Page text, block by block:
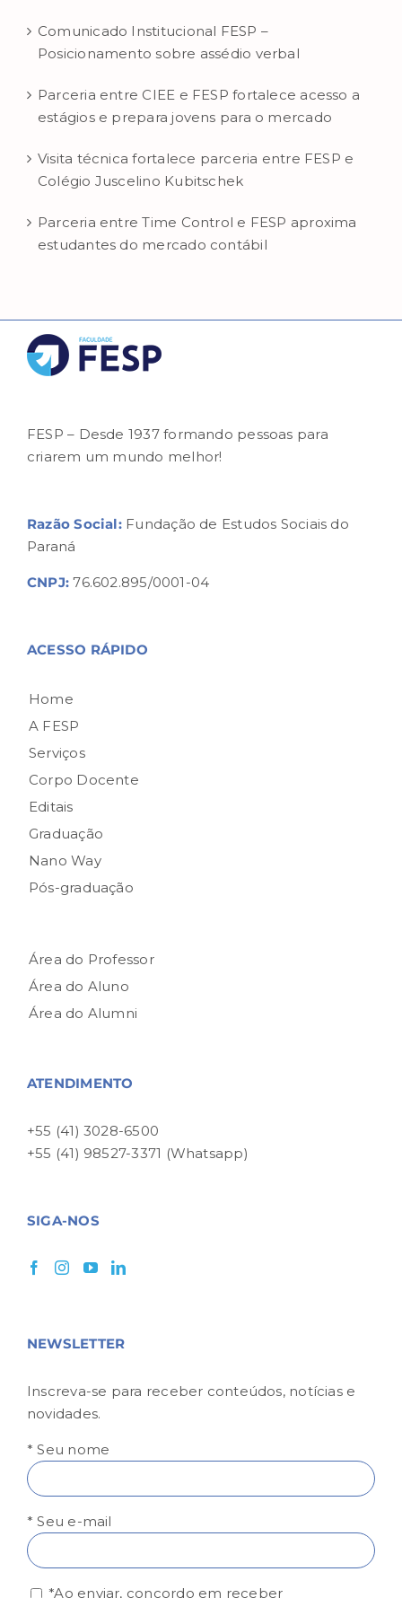
Comunicado Institucional FESP –
Posicionamento sobre assédio verbal
Parceria entre CIEE e FESP fortalece acesso a
estágios e prepara jovens para o mercado
Visita técnica fortalece parceria entre FESP e
Colégio Juscelino Kubitschek
Parceria entre Time Control e FESP aproxima
estudantes do mercado contábil
FESP – Desde 1937 formando pessoas para
criarem um mundo melhor!
Razão Social:Fundação de Estudos Sociais do
Paraná
CNPJ: 76.602.895/0001-04
ACESSO RÁPIDO
Home
A FESP
Serviços
Corpo Docente
Editais
Graduação
Nano Way
Pós-graduação
Área do Professor
Área do Aluno
Área do Alumni
ATENDIMENTO
+55 (41) 3028-6500
+55 (41) 98527-3371 (Whatsapp)
SIGA-NOS
NEWSLETTER
Inscreva-se para receber conteúdos, notícias e
novidades.
* Seu nome
* Seu e-mail
*Ao enviar, concordo em receber